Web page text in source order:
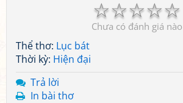
☆
☆
☆
☆
☆
Chưa có đánh giá nào
Thể thơ: Lục bát
Thời kỳ: Hiện đại
Trả lời
In bài thơ